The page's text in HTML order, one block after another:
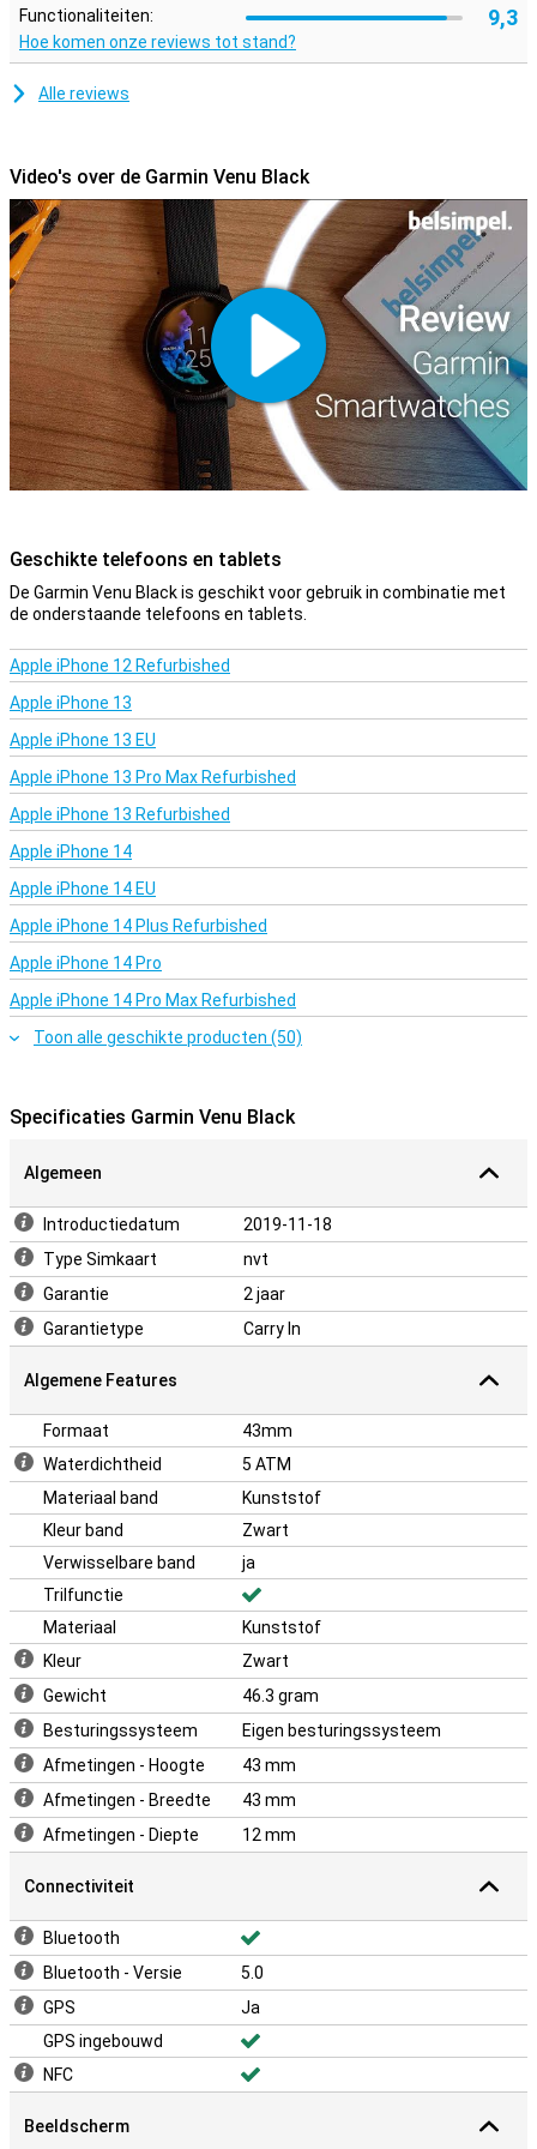
horloge het tot zes uur vol.
Je hoeft je smartphone niet per se mee te nemen tijdens een
horloge. Ook kun je bij de kassa met je zwarte Venu afrekenen.
Functionaliteiten: 9,3
Hoe komen onze reviews tot stand?
Alle reviews
Video's over de Garmin Venu Black
Geschikte telefoons en tablets
De Garmin Venu Black is geschikt voor gebruik in combinatie met
de onderstaande telefoons en tablets.
Apple iPhone 12 Refurbished
Apple iPhone 13
Apple iPhone 13 EU
Apple iPhone 13 Pro Max Refurbished
Apple iPhone 13 Refurbished
Apple iPhone 14
Apple iPhone 14 EU
Apple iPhone 14 Plus Refurbished
Apple iPhone 14 Pro
Apple iPhone 14 Pro Max Refurbished
Toon alle geschikte producten (50)
Specificaties Garmin Venu Black
Algemeen
Introductiedatum
2019-11-18
Type Simkaart
nvt
Garantie
2 jaar
Garantietype
Carry In
Algemene Features
Formaat
43mm
Waterdichtheid
5 ATM
Materiaal band
Kunststof
Kleur band
Zwart
Verwisselbare band
ja
Trilfunctie
Materiaal
Kunststof
Kleur
Zwart
Gewicht
46.3 gram
Besturingssysteem
Eigen besturingssysteem
Afmetingen - Hoogte
43 mm
Afmetingen - Breedte
43 mm
Afmetingen - Diepte
12 mm
Connectiviteit
Bluetooth
Bluetooth - Versie
5.0
GPS
Ja
GPS ingebouwd
NFC
Beeldscherm